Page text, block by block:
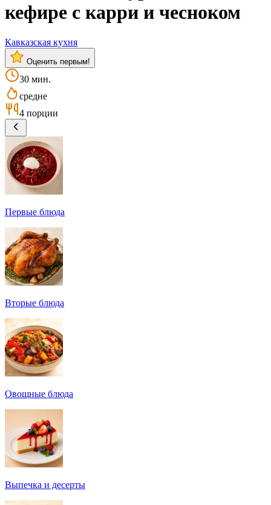
кефире с карри и чесноком
Кавказская кухня
Оценить первым!
30 мин.
средне
4 порции
Первые блюда
Вторые блюда
Овощные блюда
Выпечка и десерты